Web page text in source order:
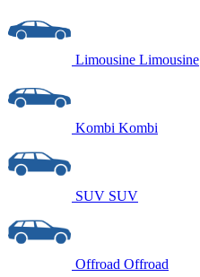
Limousine Limousine
Kombi Kombi
SUV SUV
Offroad Offroad